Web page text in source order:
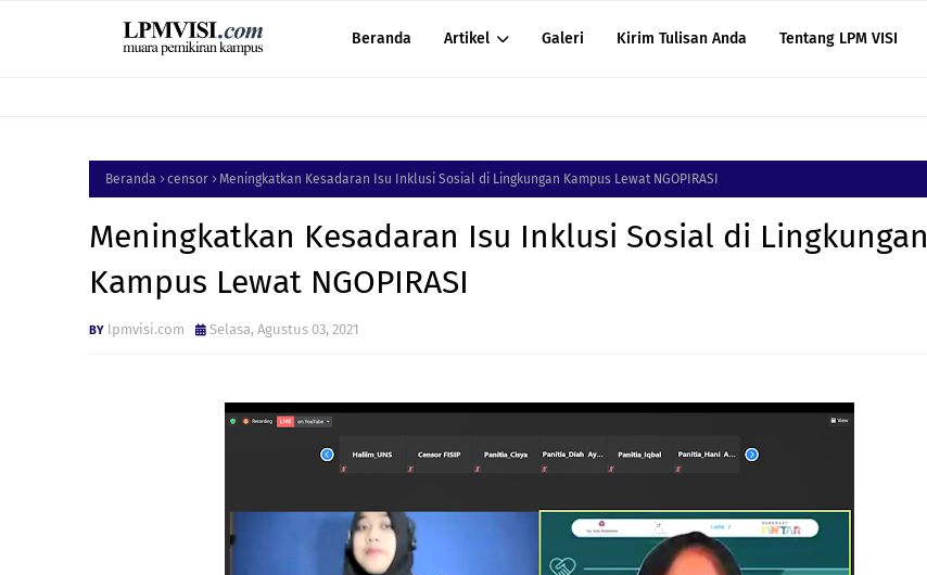
Beranda Artikel Galeri Kirim Tulisan Anda Tentang LPM VISI
Beranda censor Meningkatkan Kesadaran Isu Inklusi Sosial di Lingkungan Kampus Lewat NGOPIRASI
Meningkatkan Kesadaran Isu Inklusi Sosial di Lingkungan
Kampus Lewat NGOPIRASI
lpmvisi.com Selasa, Agustus 03, 2021